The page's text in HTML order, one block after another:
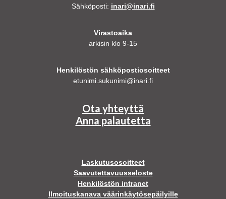
Sähköposti: inari@inari.fi
Virastoaika
arkisin klo 9-15
Henkilöstön sähköpostiosoitteet
etunimi.sukunimi@inari.fi
Ota yhteyttä
Anna palautetta
Laskutusosoitteet
Saavutettavuusseloste
Henkilöstön intranet
Ilmoituskanava väärinkäytösepäilyille